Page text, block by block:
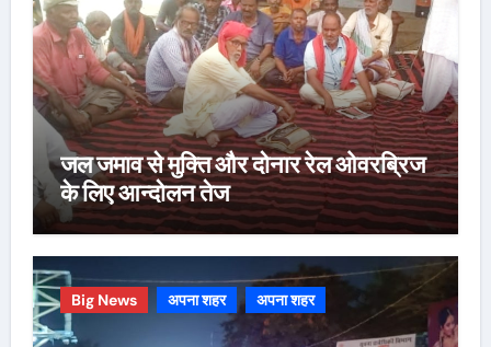
जल जमाव से मुक्ति और दोनार रेल ओवरब्रिज
के लिए आन्दोलन तेज
Big News अपना शहर अपना शहर